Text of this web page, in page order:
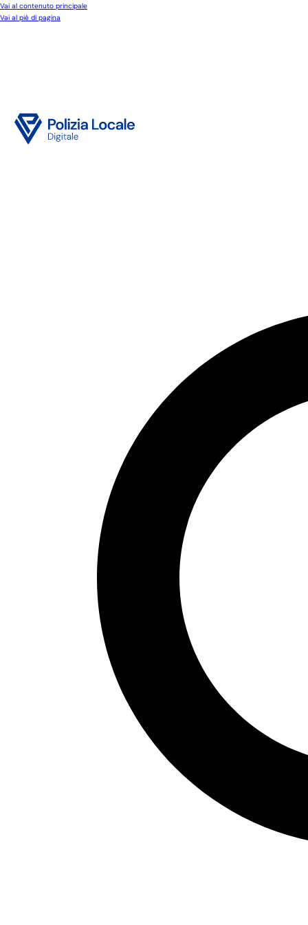
Vai al contenuto principale
Vai al piè di pagina